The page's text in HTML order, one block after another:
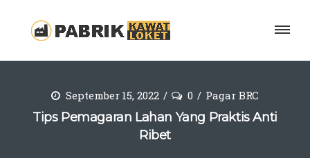
September 15, 2022 0 Pagar BRC
Tips Pemagaran Lahan Yang Praktis Anti
Ribet